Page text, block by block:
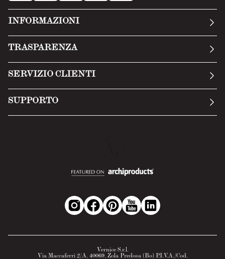
INFORMAZIONI
TRASPARENZA
Privacy Policy
SERVIZIO CLIENTI
SUPPORTO
Vernice S.r.l.
Via Maccaferri 2/A, 40069, Zola Predosa (Bo) P.I.V.A./Cod.